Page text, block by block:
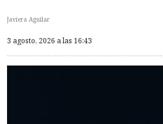
Javiera Aguilar
3 agosto, 2026 a las 16:43